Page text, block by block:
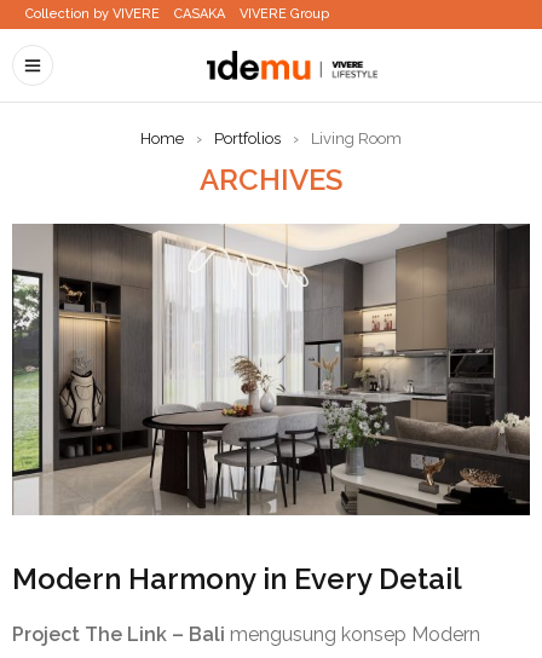
Collection by VIVERE CASAKA VIVERE Group
Home › Portfolios › Living Room
ARCHIVES
Modern Harmony in Every Detail
Project The Link – Bali mengusung konsep Modern